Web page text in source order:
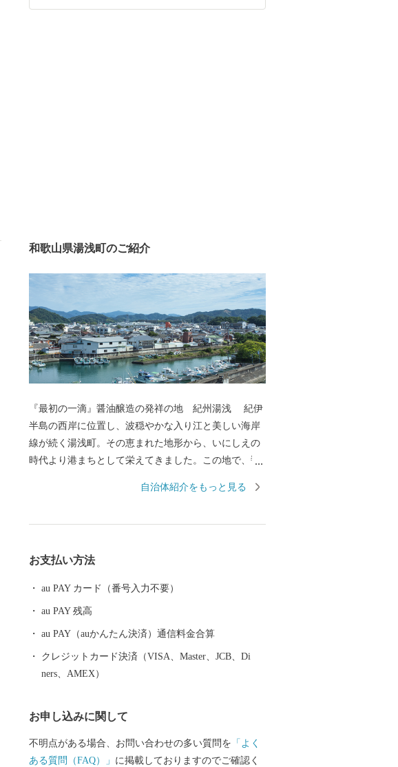
和歌山県湯浅町のご紹介
『最初の一滴』醤油醸造の発祥の地 紀州湯浅 紀伊
半島の西岸に位置し、波穏やかな入り江と美しい海岸
線が続く湯浅町。その恵まれた地形から、いにしえの
時代より港まちとして栄えてきました。この地で、醤
文化がして賑わう町なかで、「金山寺味噌」製造の過
区」に選定され、２０１７年には醤油醸造の歴史と伝
統が息づく町として「日本遺産」に認定され,食が伝統
える町なかを歩いていると、今も昔も変わらない醤油
づくりの香りを感じられます。
自治体紹介をもっと見る
お支払い方法
au PAY カード（番号入力不要）
au PAY 残高
au PAY（auかんたん決済）通信料金合算
クレジットカード決済（VISA、Master、JCB、Di
ners、AMEX）
お申し込みに関して
不明点がある場合、お問い合わせの多い質問を 「よく
ある質問（FAQ）」 に掲載しておりますのでご確認く